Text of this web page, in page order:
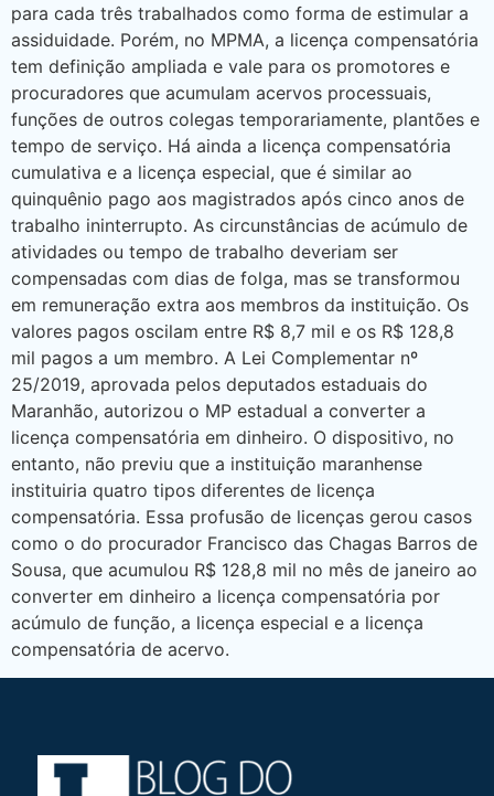
para cada três trabalhados como forma de estimular a
assiduidade. Porém, no MPMA, a licença compensatória
tem definição ampliada e vale para os promotores e
procuradores que acumulam acervos processuais,
funções de outros colegas temporariamente, plantões e
tempo de serviço. Há ainda a licença compensatória
cumulativa e a licença especial, que é similar ao
quinquênio pago aos magistrados após cinco anos de
trabalho ininterrupto. As circunstâncias de acúmulo de
atividades ou tempo de trabalho deveriam ser
compensadas com dias de folga, mas se transformou
em remuneração extra aos membros da instituição. Os
valores pagos oscilam entre R$ 8,7 mil e os R$ 128,8
mil pagos a um membro. A Lei Complementar nº
25/2019, aprovada pelos deputados estaduais do
Maranhão, autorizou o MP estadual a converter a
licença compensatória em dinheiro. O dispositivo, no
entanto, não previu que a instituição maranhense
instituiria quatro tipos diferentes de licença
compensatória. Essa profusão de licenças gerou casos
como o do procurador Francisco das Chagas Barros de
Sousa, que acumulou R$ 128,8 mil no mês de janeiro ao
converter em dinheiro a licença compensatória por
acúmulo de função, a licença especial e a licença
compensatória de acervo.